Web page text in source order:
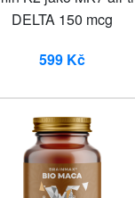
DELTA 150 mcg
599 Kč